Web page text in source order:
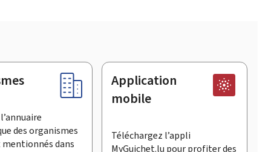
des organismes
dans
Application
mobile
Téléchargez l’appli
MyGuichet.lu pour profiter des